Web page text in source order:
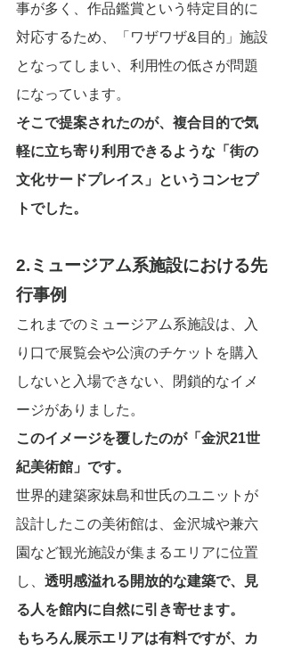
事が多く、作品鑑賞という特定目的に
対応するため、「ワザワザ&目的」施設
となってしまい、利用性の低さが問題
になっています。
そこで提案されたのが、複合目的で気
軽に立ち寄り利用できるような「街の
文化サードプレイス」というコンセプ
トでした。
2.ミュージアム系施設における先
行事例
これまでのミュージアム系施設は、入
り口で展覧会や公演のチケットを購入
しないと入場できない、閉鎖的なイメ
ージがありました。
このイメージを覆したのが「金沢21世
紀美術館」です。
世界的建築家妹島和世氏のユニットが
設計したこの美術館は、金沢城や兼六
園など観光施設が集まるエリアに位置
し、 透明感溢れる開放的な建築で、見
る人を館内に自然に引き寄せます。
もちろん展示エリアは有料ですが、カ